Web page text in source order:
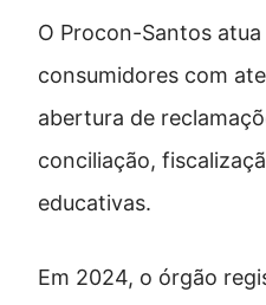
O Procon-Santos
consumidores com
abertura de
conciliação,
educativas.
Em 2024, o órgão